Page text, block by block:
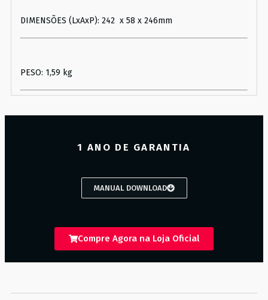
DIMENSÕES (LxAxP): 242 x 58 x 246mm
PESO: 1,59 kg
1 ANO DE GARANTIA
MANUAL DOWNLOAD
Compre Agora na Loja Oficial